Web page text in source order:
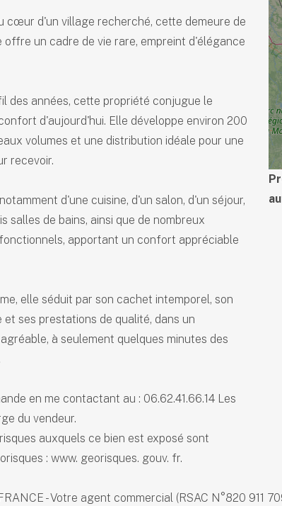
cœur d'un village recherché, cette demeure de
offre un cadre de vie rare, empreint d'élégance
des années, cette propriété conjugue le
d'aujourd'hui. Elle développe environ 200
volumes et une distribution idéale pour une
recevoir.
d'une cuisine, d'un salon, d'un séjour,
salles de bains, ainsi que de nombreux
apportant un confort appréciable
elle séduit par son cachet intemporel, son
ses prestations de qualité, dans un
à seulement quelques minutes des
en me contactant au : 06.62.41.66.14 Les
du vendeur.
auxquels ce bien est exposé sont
: www. georisques. gouv. fr.
- Votre agent commercial (RSAC N°820 911